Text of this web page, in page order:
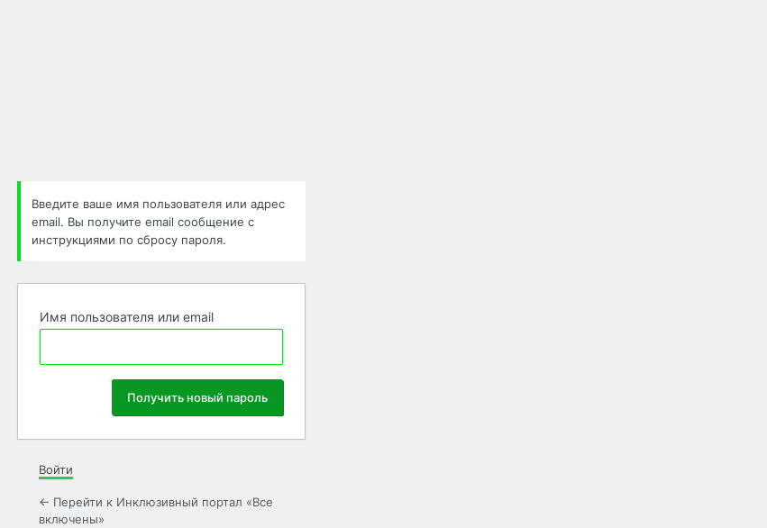
Введите ваше имя пользователя или адрес
email. Вы получите email сообщение с
инструкциями по сбросу пароля.
Имя пользователя или email
Войти
← Перейти к Инклюзивный портал «Все
включены»